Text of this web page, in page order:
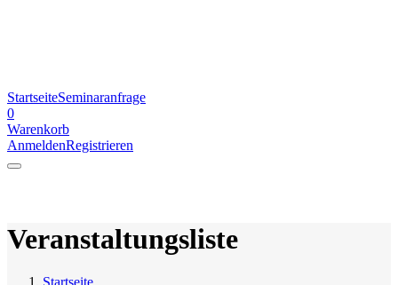
StartseiteSeminaranfrage
0
Warenkorb
AnmeldenRegistrieren
Veranstaltungsliste